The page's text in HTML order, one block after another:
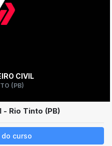
CIVIL
(PB)
- Rio Tinto (PB)
curso